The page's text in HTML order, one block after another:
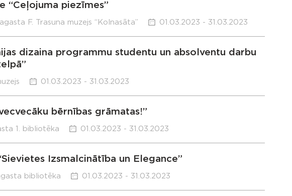
“Ceļojuma piezīmes”
F. Trasuna muzejs “Kolnasāta” 01.03.2023 - 31.03.2023
dizaina programmu studentu un absolventu darbu
01.03.2023 - 31.03.2023
bērnības grāmatas!”
1. bibliotēka 01.03.2023 - 31.03.2023
Izsmalcinātība un Elegance”
bibliotēka 01.03.2023 - 31.03.2023